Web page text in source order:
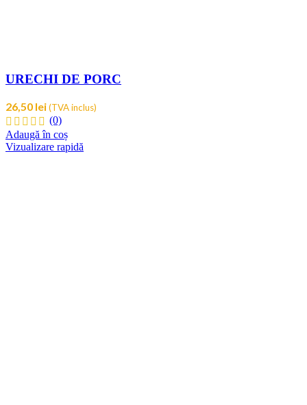
URECHI DE PORC
26,50 lei(TVA inclus)
(0)
Adaugă în coș
Vizualizare rapidă